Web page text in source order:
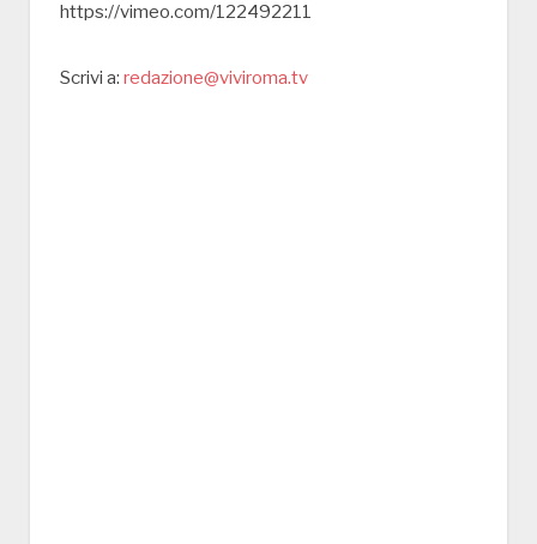
https://vimeo.com/122492211
Scrivi a: redazione@viviroma.tv